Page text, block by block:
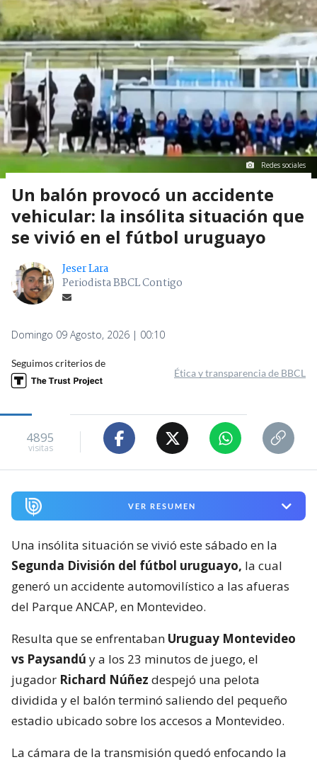
Redes sociales
Un balón provocó un accidente
vehicular: la insólita situación que
se vivió en el fútbol uruguayo
Jeser Lara
Periodista BBCL Contigo
Domingo 09 Agosto, 2026 | 00:10
Seguimos criterios de
Ética y transparencia de BBCL
4895
visitas
VER RESUMEN
Una insólita situación se vivió este sábado en la
Segunda División del fútbol uruguayo, la cual
generó un accidente automovilístico a las afueras
del Parque ANCAP, en Montevideo.
Resulta que se enfrentaban Uruguay Montevideo
vs Paysandú y a los 23 minutos de juego, el
jugador Richard Núñez despejó una pelota
dividida y el balón terminó saliendo del pequeño
estadio ubicado sobre los accesos a Montevideo.
La cámara de la transmisión quedó enfocando la